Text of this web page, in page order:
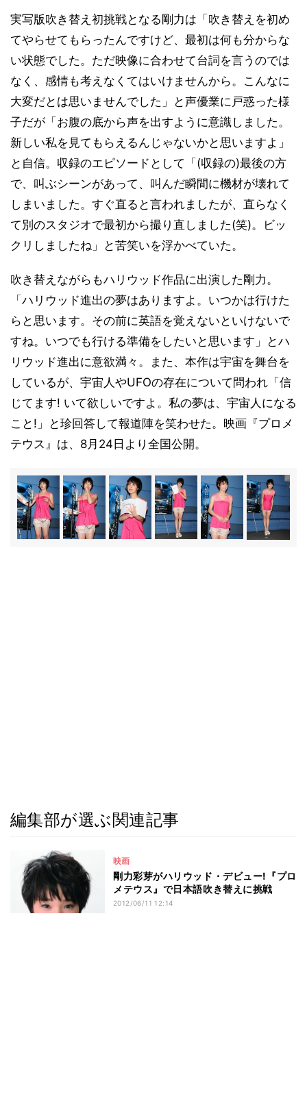
実写版吹き替え初挑戦となる剛力は「吹き替えを初め
てやらせてもらったんですけど、最初は何も分からな
い状態でした。ただ映像に合わせて台詞を言うのでは
なく、感情も考えなくてはいけませんから。こんなに
大変だとは思いませんでした」と声優業に戸惑った様
子だが「お腹の底から声を出すように意識しました。
新しい私を見てもらえるんじゃないかと思いますよ」
と自信。収録のエピソードとして「(収録の)最後の方
で、叫ぶシーンがあって、叫んだ瞬間に機材が壊れて
しまいました。すぐ直ると言われましたが、直らなく
て別のスタジオで最初から撮り直しました(笑)。ビッ
クリしましたね」と苦笑いを浮かべていた。
吹き替えながらもハリウッド作品に出演した剛力。
「ハリウッド進出の夢はありますよ。いつかは行けた
らと思います。その前に英語を覚えないといけないで
すね。いつでも行ける準備をしたいと思います」とハ
リウッド進出に意欲満々。また、本作は宇宙を舞台を
しているが、宇宙人やUFOの存在について問われ「信
じてます! いて欲しいですよ。私の夢は、宇宙人になる
こと!」と珍回答して報道陣を笑わせた。映画『プロメ
テウス』は、8月24日より全国公開。
編集部が選ぶ関連記事
映画
剛力彩芽がハリウッド・デビュー!『プロ
メテウス』で日本語吹き替えに挑戦
2012/06/11 12:14